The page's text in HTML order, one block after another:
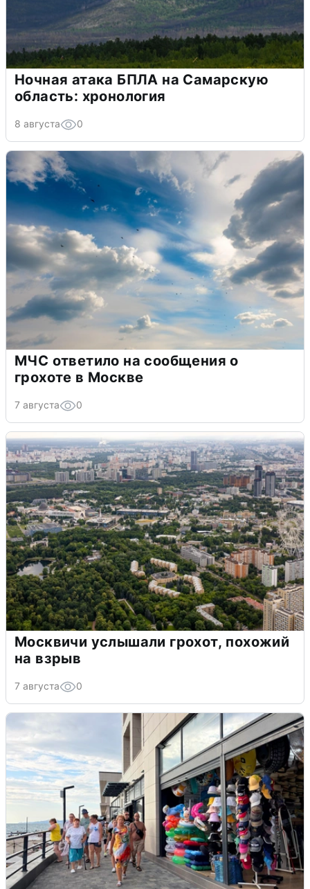
Ночная атака БПЛА на Самарскую
область: хронология
8 августа 0
МЧС ответило на сообщения о
грохоте в Москве
7 августа 0
Москвичи услышали грохот, похожий
на взрыв
7 августа 0